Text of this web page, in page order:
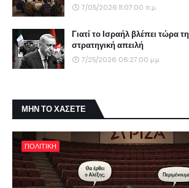
7/05/2026 11:07:00 π.μ.
Γιατί το Ισραήλ βλέπει τώρα
στρατηγική απειλή
7/25/2026 06:27:00 μ.μ.
ΜΗΝ ΤΟ ΧΑΣΕΤΕ
ΠΟΛΙΤΙΚΗ